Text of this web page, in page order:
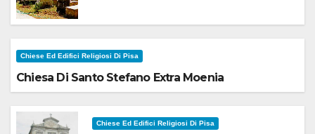
Chiese Ed Edifici Religiosi Di Pisa
Chiesa Di Santo Stefano Extra Moenia
Chiese Ed Edifici Religiosi Di Pisa